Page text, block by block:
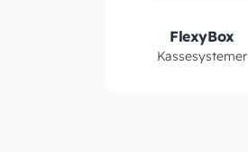
FlexyBox
Kassesystemer